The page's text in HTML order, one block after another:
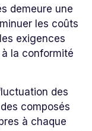
demeure une
les coûts
exigences
la conformité
des
composés
à chaque